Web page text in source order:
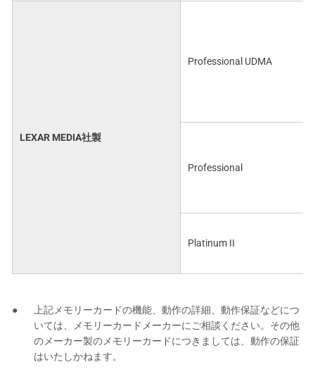
LEXAR MEDIA社製
Professional UDMA
Professional
Platinum II
上記メモリーカードの機能、動作の詳細、動作保証などにつ
いては、メモリーカードメーカーにご相談ください。その他
のメーカー製のメモリーカードにつきましては、動作の保証
はいたしかねます。